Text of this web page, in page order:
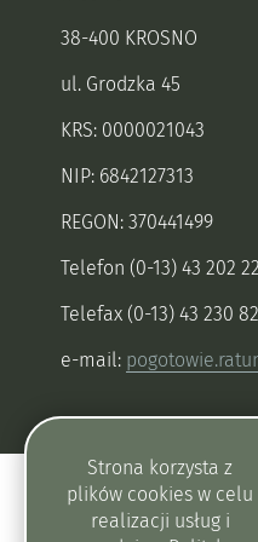
Strona korzysta z
plików cookies w celu
realizacji usług i
38-400 KROSNO
ul. Grodzka 45
KRS: 0000021043
NIP: 6842127313
REGON: 370441499
Telefon (0-13) 43 202 22
Telefax (0-13) 43 230 82
e-mail: